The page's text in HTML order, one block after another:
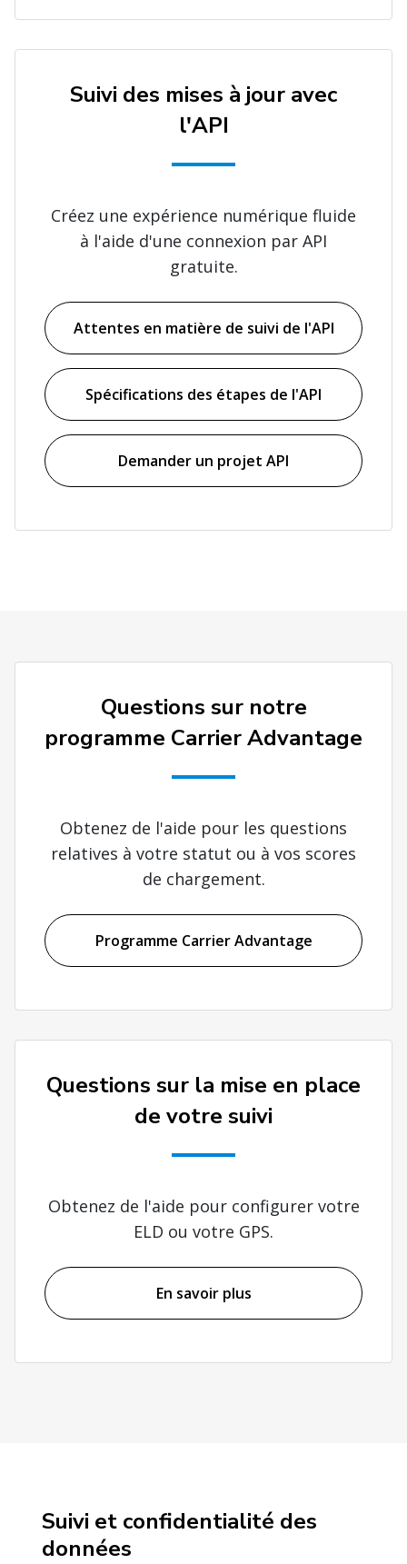
Suivi des mises à jour avec
l'API
Créez une expérience numérique fluide
à l'aide d'une connexion par API
gratuite.
Attentes en matière de suivi de l'API
Spécifications des étapes de l'API
Demander un projet API
Questions sur notre
programme Carrier Advantage
Obtenez de l'aide pour les questions
relatives à votre statut ou à vos scores
de chargement.
Programme Carrier Advantage
Questions sur la mise en place
de votre suivi
Obtenez de l'aide pour configurer votre
ELD ou votre GPS.
En savoir plus
Suivi et confidentialité des
données